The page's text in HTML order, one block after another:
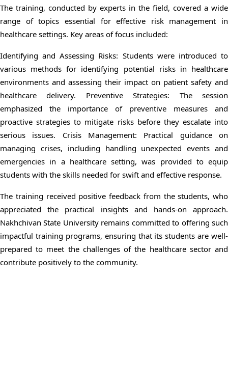
The training, conducted by experts in the field, covered a wide
range of topics essential for effective risk management in
healthcare settings. Key areas of focus included:
Identifying and Assessing Risks: Students were introduced to
various methods for identifying potential risks in healthcare
environments and assessing their impact on patient safety and
healthcare delivery. Preventive Strategies: The session
emphasized the importance of preventive measures and
proactive strategies to mitigate risks before they escalate into
serious issues. Crisis Management: Practical guidance on
managing crises, including handling unexpected events and
emergencies in a healthcare setting, was provided to equip
students with the skills needed for swift and effective response.
The training received positive feedback from the students, who
appreciated the practical insights and hands-on approach.
Nakhchivan State University remains committed to offering such
impactful training programs, ensuring that its students are well-
prepared to meet the challenges of the healthcare sector and
contribute positively to the community.